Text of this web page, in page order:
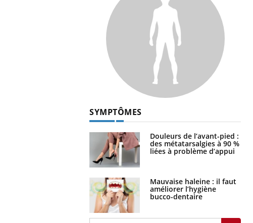
SYMPTÔMES
Douleurs de l’avant-pied :
des métatarsalgies à 90 %
liées à problème d’appui
Mauvaise haleine : il faut
améliorer l’hygiène
bucco-dentaire